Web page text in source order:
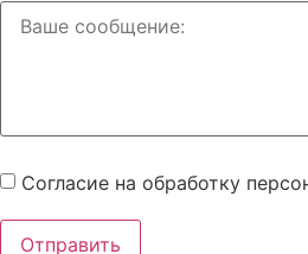
Согласие на обработку
Отправить